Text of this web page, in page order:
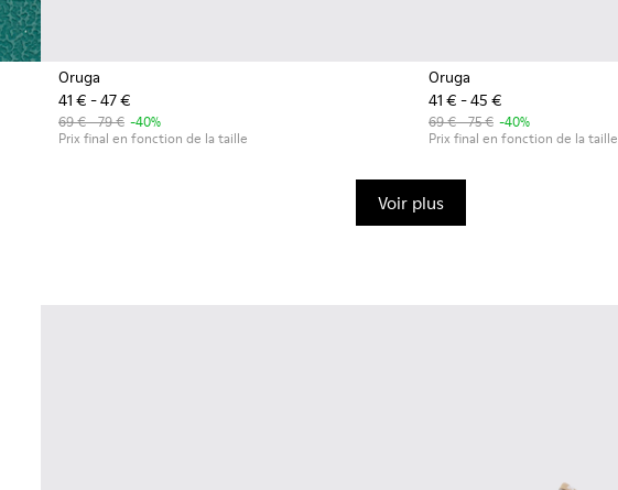
Oruga
41 € - 47 €
69 € - 79 € -40%
Prix final en fonction de la taille
Oruga
41 € - 45 €
69 € - 75 € -40%
Prix final en fonction de la taille
Voir plus